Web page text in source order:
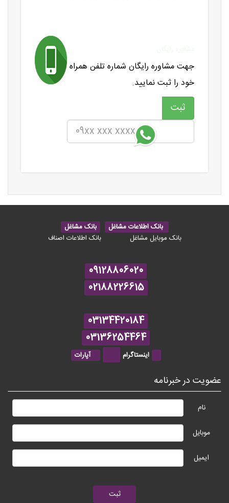
جهت مشاوره رایگان شماره تلفن همراه
خود را ثبت نمایید.
بانک اطلاعات مشاغل
بانک مشاغل
بانک موبایل مشاغل
بانک اطلاعات اصناف
09128806020
02188226615
03134420184
03136254464
اینستاگرام آپارات
عضویت در خبرنامه
نام
موبایل
ایمیل